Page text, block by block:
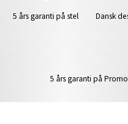
5 års garanti på stel Dansk
5 års garanti på